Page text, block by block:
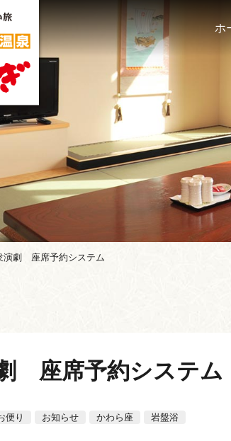
ホ
演劇 座席予約システム
座席予約システム
便り お知らせ かわら座 岩盤浴